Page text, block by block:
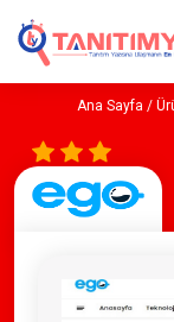
Ana Sayfa /